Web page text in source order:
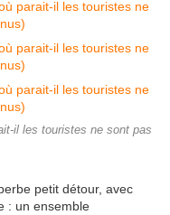
il les touristes ne sont pas
petit détour, avec
: un ensemble